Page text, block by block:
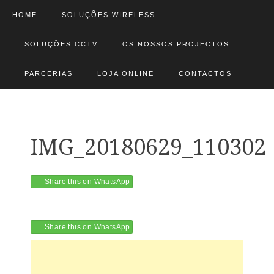
HOME SOLUÇÕES WIRELESS
SOLUÇÕES CCTV OS NOSSOS PROJECTOS
PARCERIAS LOJA ONLINE CONTACTOS
IMG_20180629_110302
Share this on WhatsApp
Share this on WhatsApp